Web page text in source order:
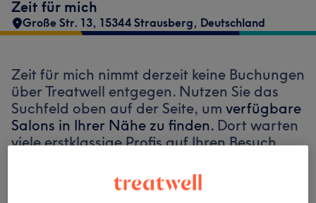
Zeit für mich
Große Str. 13, 15344 Strausberg, Deutschland
Zeit für mich nimmt derzeit keine Buchungen
über Treatwell entgegen. Nutzen Sie das
Suchfeld oben auf der Seite, um verfügbare
Salons in Ihrer Nähe zu finden. Dort warten
viele erstklassige Profis auf Ihren Besuch.
Finde die besten Salons in deiner Nähe